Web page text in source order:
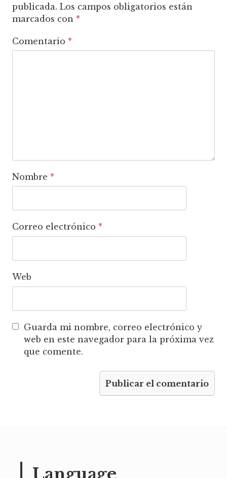
publicada. Los campos obligatorios están
marcados con *
Comentario *
Nombre *
Correo electrónico *
Web
Guarda mi nombre, correo electrónico y
web en este navegador para la próxima vez
que comente.
Language